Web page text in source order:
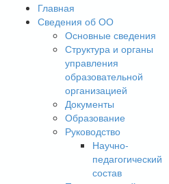
Главная
Сведения об ОО
Основные сведения
Структура и органы
управления
образовательной
организацией
Документы
Образование
Руководство
Научно-
педагогический
состав